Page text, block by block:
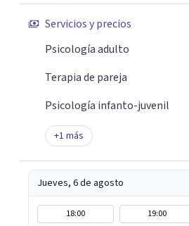
Servicios y precios
Psicología adulto
Terapia de pareja
Psicología infanto-juvenil
+1 más
Jueves, 6 de agosto
18:00 19:00